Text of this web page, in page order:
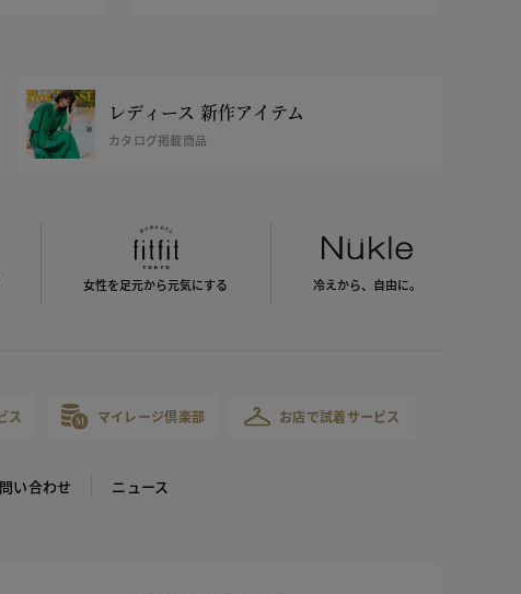
レディース 新作アイテム
カタログ掲載商品
女性を足元から元気にする 冷えから、 自由に。
ス マイレージ倶楽部 お店で試着サービス
い合わせ ニュース